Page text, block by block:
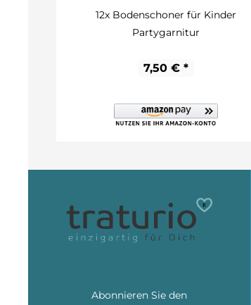
12x Bodenschoner für Kinder
Partygarnitur
7,50 € *
Abonnieren Sie den